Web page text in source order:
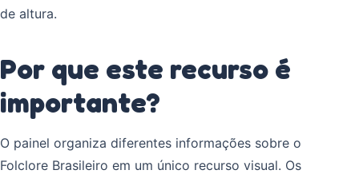
de altura.
Por que este recurso é
importante?
O painel organiza diferentes informações sobre o
Folclore Brasileiro em um único recurso visual. Os